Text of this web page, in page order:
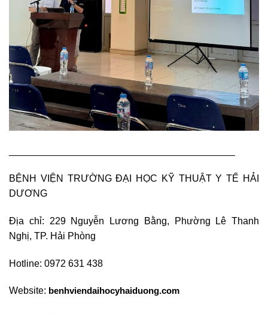
BỆNH VIỆN TRƯỜNG ĐẠI HỌC KỸ THUẬT Y TẾ HẢI
DƯƠNG
Địa chỉ: 229 Nguyễn Lương Bằng, Phường Lê Thanh
Nghị, TP. Hải Phòng
Hotline: 0972 631 438
Website: benhviendaihocyhaiduong.com